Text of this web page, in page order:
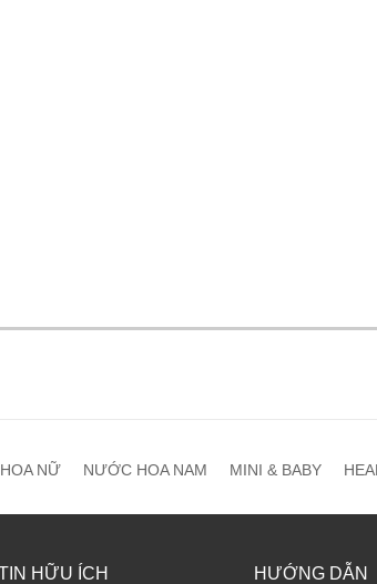
NỮ NƯỚC HOA NAM MINI & BABY
HỮU ÍCH HƯỚNG DẪN